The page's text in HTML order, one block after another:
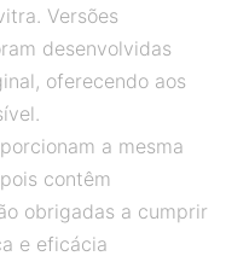
Versões
desenvolvidas
oferecendo aos
a mesma
contêm
obrigadas a cumprir
e eficácia